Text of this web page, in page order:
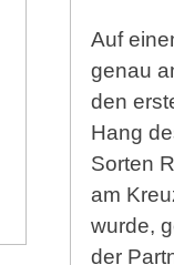
Auf
genau
den
Hang
Sorten
am
wurde,
der